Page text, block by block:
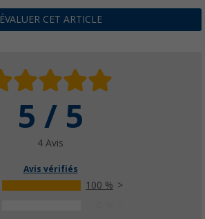
ÉVALUER CET ARTICLE
5 / 5
4 Avis
Avis vérifiés
100 %